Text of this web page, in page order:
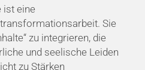
ist eine
Sie
zu integrieren, die
und seelische Leiden
zu Stärken